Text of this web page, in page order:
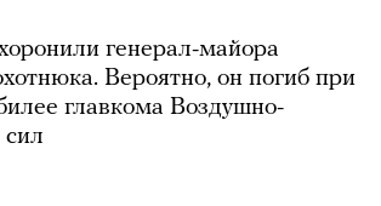
генерал-майора
Вероятно, он погиб при
главкома Воздушно-
сил